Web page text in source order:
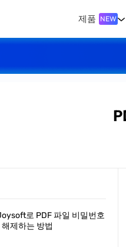
제품 NEW
로 PDF 파일 비밀번호
해제하는 방법